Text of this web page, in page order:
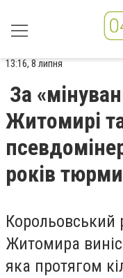
13:16, 8 липня
За
Житомирі
років тюрми
Корольовський
Житомира виніс
яка протягом